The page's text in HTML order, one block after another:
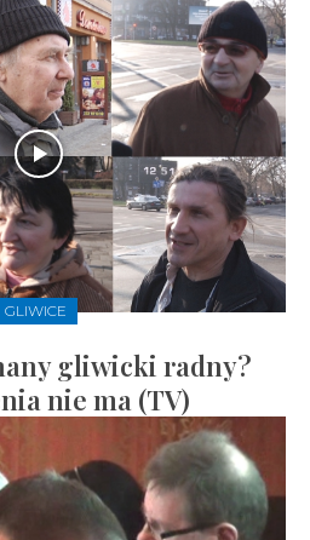
GLIWICE
gliwicki radny?
nie ma (TV)